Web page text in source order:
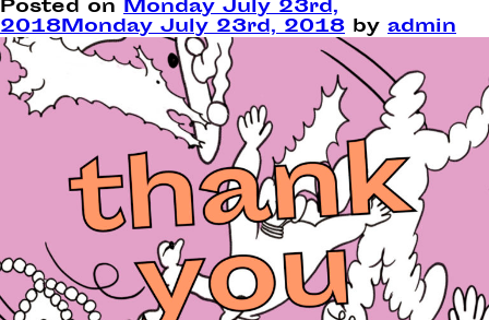
Posted on Monday July 23rd,
2018Monday July 23rd, 2018 by admin